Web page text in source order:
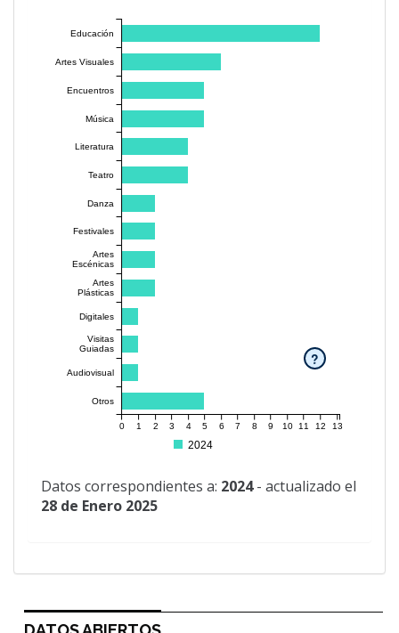
Educación
Artes Visuales
Encuentros
Música
Literatura
Teatro
Danza
Festivales
Artes
Escénicas
Artes
Plásticas
Digitales
Visitas
Guiadas
Audiovisual
Otros
0 1 2 3 4 5 6 7 8 9 10 11 12 13
2024
?
Datos correspondientes a: 2024- actualizado el
28 de Enero 2025